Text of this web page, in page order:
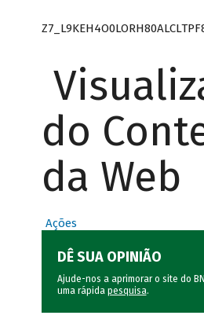
do
da Web
Ações
DÊ SUA OPINIÃO
Ajude-nos a aprimorar o site do
uma rápida pesquisa.